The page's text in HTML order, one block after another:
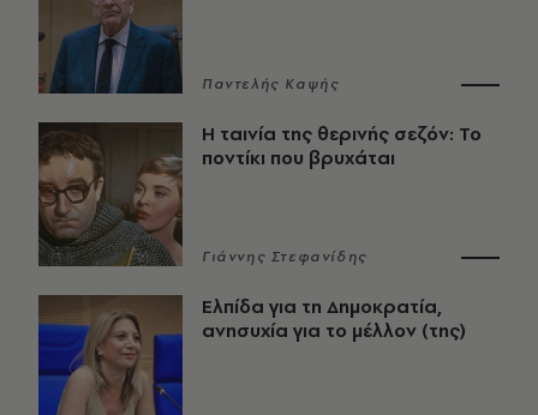
Παντελής Καψής
Η ταινία της θερινής σεζόν: Το
ποντίκι που βρυχάται
Γιάννης Στεφανίδης
Ελπίδα για τη Δημοκρατία,
ανησυχία για το μέλλον (της)